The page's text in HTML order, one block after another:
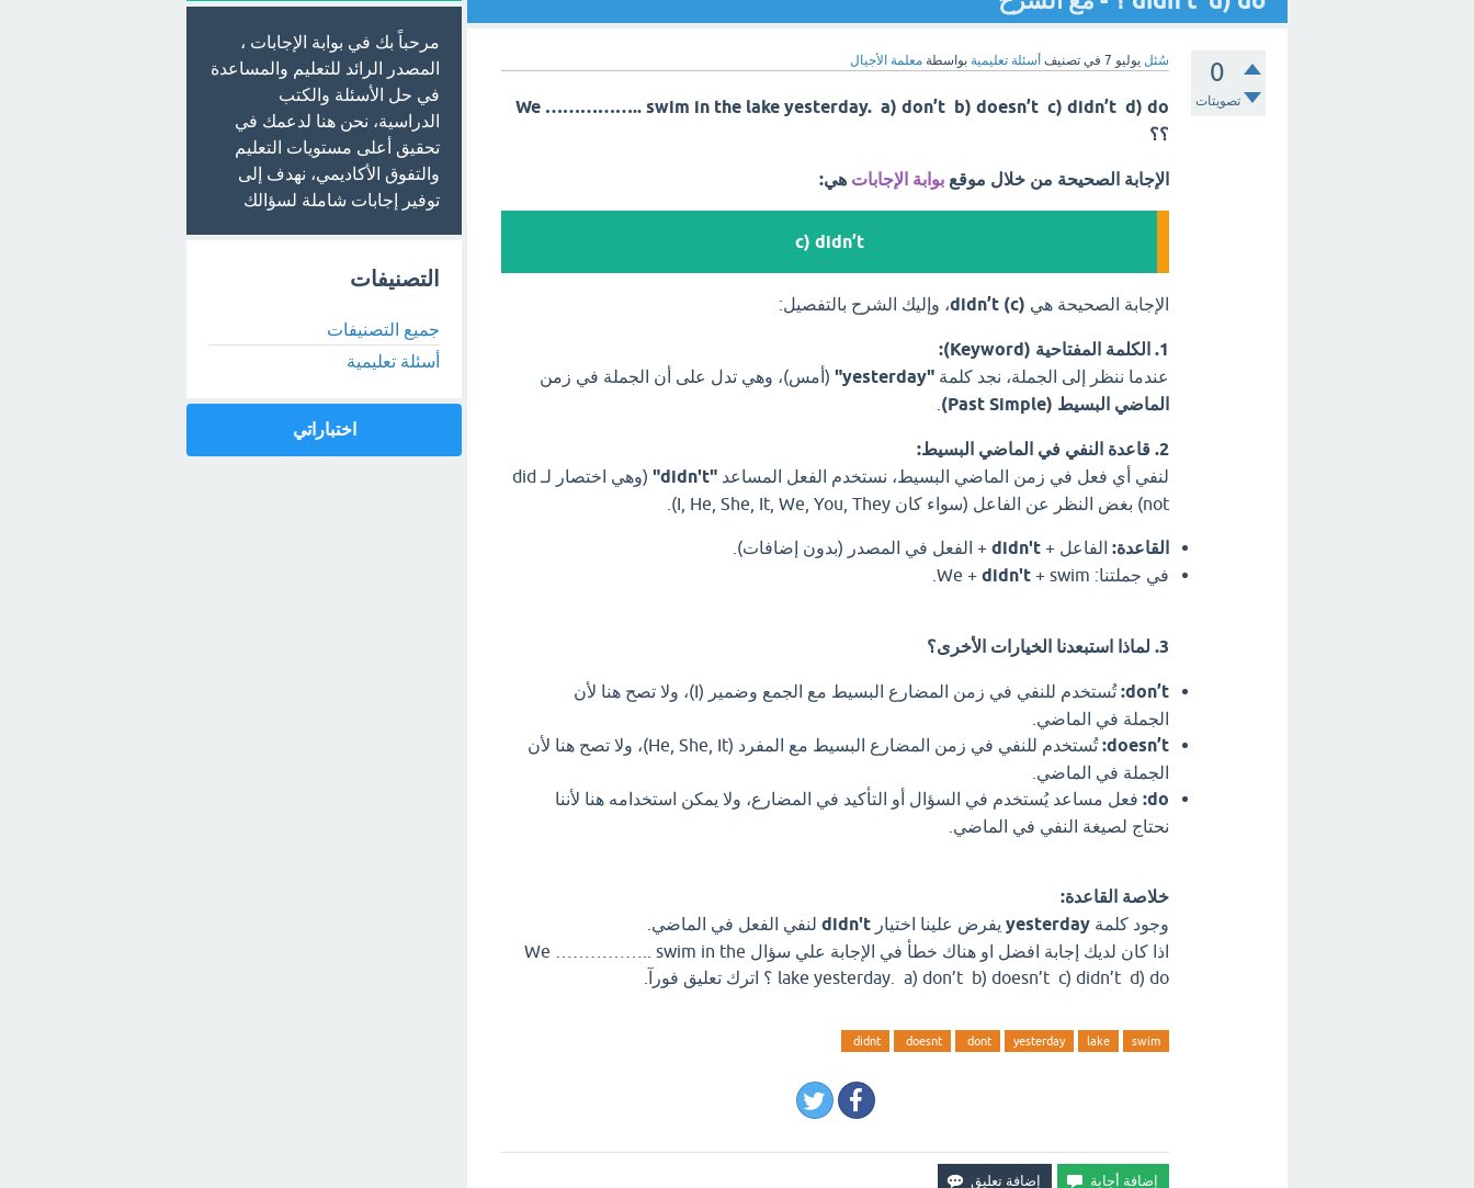
0
تصويتات
سُئل يوليو 7 في تصنيف أسئلة تعليمية بواسطة معلمة الأجيال
We …………….. swim in the lake yesterday. a) don’t b) doesn’t c) didn’t d) do
؟؟
الإجابة الصحيحة من خلال موقع بوابة الإجابات هي:
c) didn’t
الإجابة الصحيحة هي (c) didn’t ، وإليك الشرح بالتفصيل:
1. الكلمة المفتاحية (Keyword):
عندما ننظر إلى الجملة، نجد كلمة "yesterday" (أمس)، وهي تدل على أن الجملة في زمن
الماضي البسيط (Past Simple)
2. قاعدة النفي في الماضي البسيط:
لنفي أي فعل في زمن الماضي البسيط، نستخدم الفعل المساعد "didn't"
(وهي اختصار لـ did
not) بغض النظر عن الفاعل (سواء كان I, He, She, It, We, You, They).
القاعدة: الفاعل + didn't + الفعل في المصدر (بدون إضافات).
في جملتنا: We +
didn't + swim.
3. لماذا استبعدنا الخيارات الأخرى؟
don’t:
تُستخدم للنفي في زمن المضارع البسيط مع الجمع وضمير (I)، ولا تصح هنا لأن
الجملة في الماضي.
doesn’t:
تُستخدم للنفي في زمن المضارع البسيط مع المفرد (He, She, It)، ولا تصح هنا لأن
الجملة في الماضي.
do: فعل مساعد يُستخدم في السؤال أو التأكيد في المضارع، ولا يمكن استخدامه هنا لأننا
نحتاج لصيغة النفي في الماضي.
خلاصة القاعدة:
وجود كلمة yesterday يفرض علينا اختيار didn't لنفي الفعل في الماضي.
اذا كان لديك إجابة افضل او هناك خطأ في الإجابة علي سؤال We …………….. swim in the
lake yesterday. a) don’t b) doesn’t c) didn’t d) do ؟ اترك تعليق فورآ.
swim
lake
yesterday
dont
doesnt
didnt
مرحباً بك في بوابة الإجابات ،
المصدر الرائد للتعليم والمساعدة
في حل الأسئلة والكتب
الدراسية، نحن هنا لدعمك في
تحقيق أعلى مستويات التعليم
والتفوق الأكاديمي، نهدف إلى
توفير إجابات شاملة لسؤالك
التصنيفات
جميع التصنيفات
أسئلة تعليمية
اختباراتي